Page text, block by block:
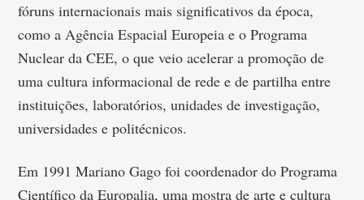
fóruns internacionais mais significativos da época,
como a Agência Espacial Europeia e o Programa
Nuclear da CEE, o que veio acelerar a promoção de
uma cultura informacional de rede e de partilha entre
instituições, laboratórios, unidades de investigação,
universidades e politécnicos.
Em 1991 Mariano Gago foi coordenador do Programa
Científico da Europalia, uma mostra de arte e cultura